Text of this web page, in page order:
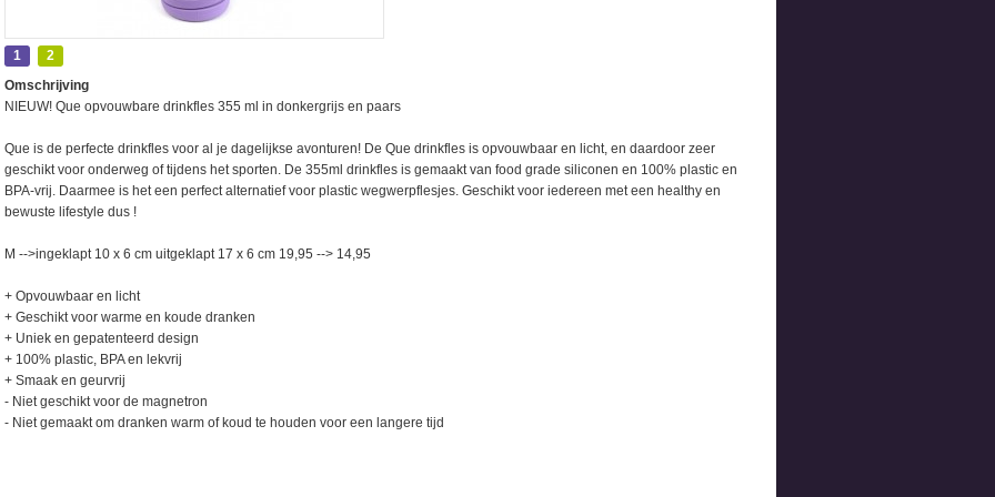
1
2
Omschrijving
NIEUW! Que opvouwbare drinkfles 355 ml in donkergrijs en paars
Que is de perfecte drinkfles voor al je dagelijkse avonturen! De Que drinkfles is opvouwbaar en licht, en daardoor zeer
geschikt voor onderweg of tijdens het sporten. De 355ml drinkfles is gemaakt van food grade siliconen en 100% plastic en
BPA-vrij. Daarmee is het een perfect alternatief voor plastic wegwerpflesjes. Geschikt voor iedereen met een healthy en
bewuste lifestyle dus !
M -->ingeklapt 10 x 6 cm uitgeklapt 17 x 6 cm 19,95 --> 14,95
+ Opvouwbaar en licht
+ Geschikt voor warme en koude dranken
+ Uniek en gepatenteerd design
+ 100% plastic, BPA en lekvrij
+ Smaak en geurvrij
- Niet geschikt voor de magnetron
- Niet gemaakt om dranken warm of koud te houden voor een langere tijd